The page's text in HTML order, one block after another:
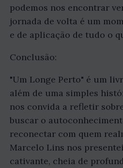
podemos nos encontrar
jornada de volta é um
e de aplicação de tudo o
Conclusão:
"Um Longe Perto" é um
além de uma simples
nos convida a refletir
buscar o
reconectar com quem
Marcelo Lins nos
cativante, cheia de